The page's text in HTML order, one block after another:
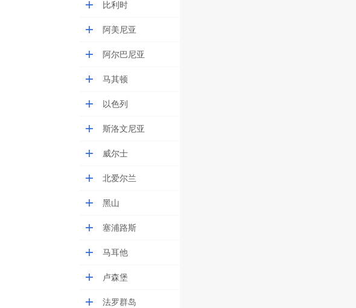
比利时
阿美尼亚
阿尔巴尼亚
马其顿
以色列
斯洛文尼亚
威尔士
北爱尔兰
黑山
塞浦路斯
马耳他
卢森堡
法罗群岛